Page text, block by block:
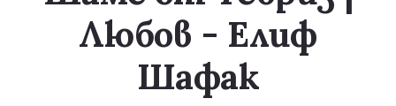
Любов - Елиф
Шафак